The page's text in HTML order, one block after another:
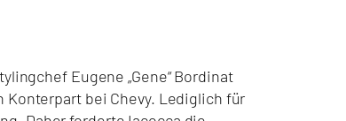
Eugene „Gene“ Bordinat
bei Chevy. Lediglich für